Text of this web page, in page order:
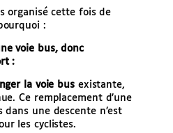
organisé cette fois de
:
voie bus, donc
:
la voie busexistante,
Ce remplacement d’une
une descente n’est
les cyclistes.